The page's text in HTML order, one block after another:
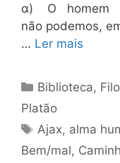
α) O homem
não podemos,
… Ler mais
Categorias
Biblioteca,
Platão
Tags
Ajax, alma
Bem/mal,